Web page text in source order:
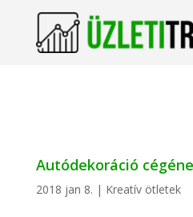
Autódekoráció
2018 jan 8. | Kreatív ötletek